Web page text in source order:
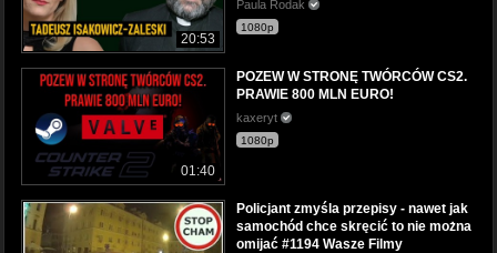
20:53
Paula Rodak
1080p
01:40
POZEW W STRONĘ TWÓRCÓW CS2.
PRAWIE 800 MLN EURO!
kaxeryt
1080p
Policjant zmyśla przepisy - nawet jak
samochód chce skręcić to nie można
omijać #1194 Wasze Filmy